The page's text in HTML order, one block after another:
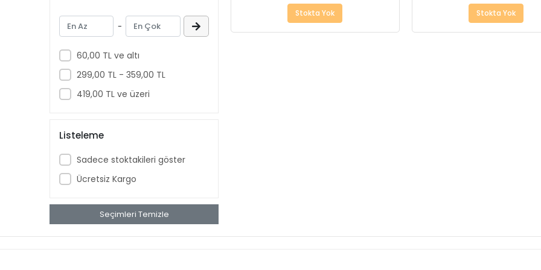
KOLİ KAPAMA TABANCALARI
YÜKSÜKLÜ NİPELLER
DİŞİ HORTUM REKORLARI
DİĞER HAVALI ALETLER
NİPELLER
TERS LÜLELER
DÖŞEME TABANCALARI
DİŞİ TAPALAR
DİRSEKLER
HORTUM TE LER
TE REKORLAR
MİNİ KÜRESEL VANALAR
-
60,00 TL ve altı
299,00 TL - 359,00 TL
419,00 TL ve üzeri
Listeleme
Sadece stoktakileri göster
Ücretsiz Kargo
Seçimleri Temizle
Stokta Yok Stokta Yok